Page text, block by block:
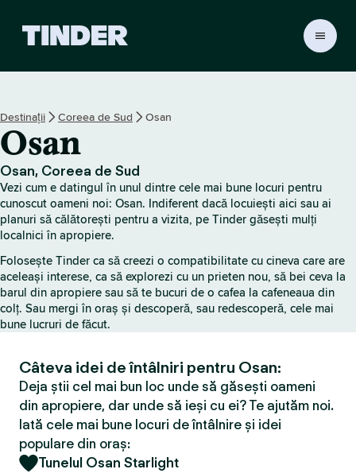
T
d
e
r
Destinații Coreea de Sud Osan
Osan
Osan, Coreea de Sud
Vezi cum e datingul în unul dintre cele mai bune locuri pentru
cunoscut oameni noi: Osan. Indiferent dacă locuiești aici sau ai
planuri să călătorești pentru a vizita, pe Tinder găsești mulți
localnici în apropiere.
Folosește Tinder ca să creezi o compatibilitate cu cineva care are
aceleași interese, ca să explorezi cu un prieten nou, să bei ceva la
barul din apropiere sau să te bucuri de o cafea la cafeneaua din
colț. Sau mergi în oraș și descoperă, sau redescoperă, cele mai
bune lucruri de făcut.
Câteva idei de întâlniri pentru Osan:
Deja știi cel mai bun loc unde să găsești oameni
din apropiere, dar unde să ieși cu ei? Te ajutăm noi.
Iată cele mai bune locuri de întâlnire și idei
populare din oraș:
Tunelul Osan Starlight